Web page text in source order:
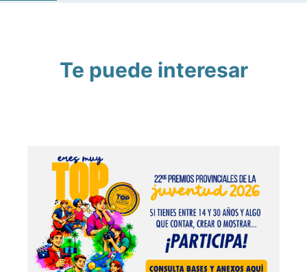
Te puede interesar